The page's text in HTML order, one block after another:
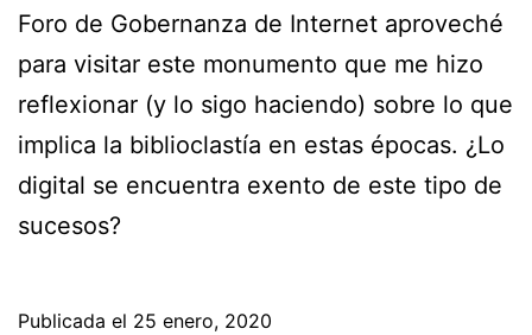
Foro de Gobernanza de Internet aproveché
para visitar este monumento que me hizo
reflexionar (y lo sigo haciendo) sobre lo que
implica la biblioclastía en estas épocas. ¿Lo
digital se encuentra exento de este tipo de
sucesos?
Publicada el 25 enero, 2020